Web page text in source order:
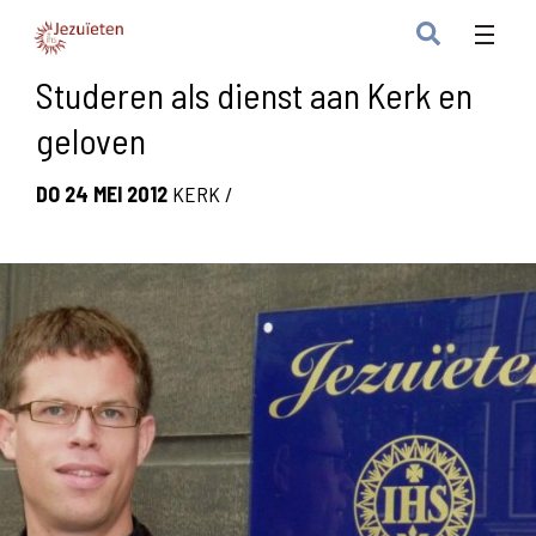
Studeren als dienst aan Kerk en
geloven
DO 24 MEI 2012 KERK /